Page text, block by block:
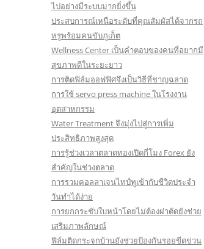
ไปอย่างมีระบบมากยิ่งขึ้น
ประสบการณ์เหนือระดับที่คุณสัมผัสได้จากรถ
หรูพร้อมคนขับภูเก็ต
Wellness Center เป็นคำตอบของคนที่อยากมี
สุขภาพดีในระยะยาว
การติดฟิล์มออฟฟิศจึงเป็นวิธีที่ชาญฉลาด
การใช้ servo press machine ในโรงงาน
อุตสาหกรรม
Water Treatment จึงมุ่งไปสู่การเพิ่ม
ประสิทธิภาพสูงสุด
การรู้ช่วงเวลาตลาดทองเปิดกี่โมง Forex ยัง
สำคัญในช่วงตลาด
การรวมคอลลาเจนไทป์ทูเข้ากับชีวิตประจำ
วันทำได้ง่าย
การยกกระชับใบหน้าโดยไม่ต้องผ่าตัดยังช่วย
เสริมภาพลักษณ์
ฟิล์มติดกระจกบ้านยังช่วยป้องกันรอยขีดข่วน